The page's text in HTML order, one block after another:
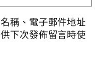
稱、電子郵件地址
下次發佈留言時使